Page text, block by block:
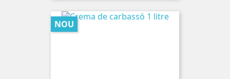
NOU